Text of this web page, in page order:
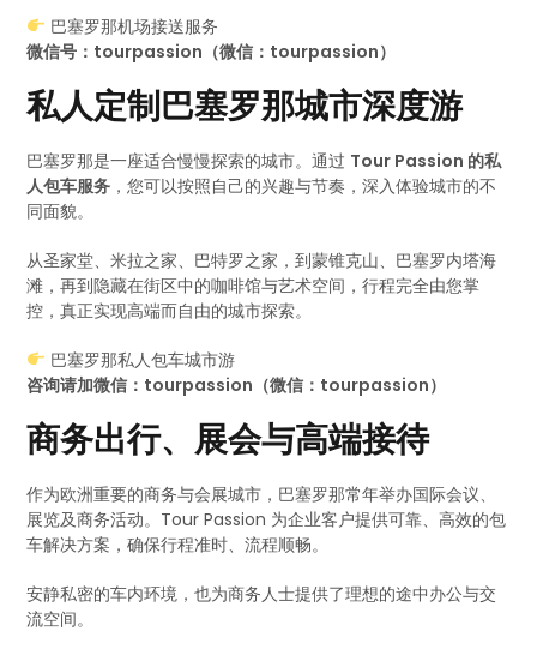
巴塞罗那机场接送服务
微信号：tourpassion（微信：tourpassion）
私人定制巴塞罗那城市深度游
巴塞罗那是一座适合慢慢探索的城市。通过 Tour Passion 的私
人包车服务 ，您可以按照自己的兴趣与节奏，深入体验城市的不
同面貌。
从圣家堂、米拉之家、巴特罗之家，到蒙锥克山、巴塞罗内塔海
滩，再到隐藏在街区中的咖啡馆与艺术空间，行程完全由您掌
控，真正实现高端而自由的城市探索。
巴塞罗那私人包车城市游
咨询请加微信：tourpassion（微信：tourpassion）
商务出行、展会与高端接待
作为欧洲重要的商务与会展城市，巴塞罗那常年举办国际会议、
展览及商务活动。Tour Passion 为企业客户提供可靠、高效的包
车解决方案，确保行程准时、流程顺畅。
安静私密的车内环境，也为商务人士提供了理想的途中办公与交
流空间。